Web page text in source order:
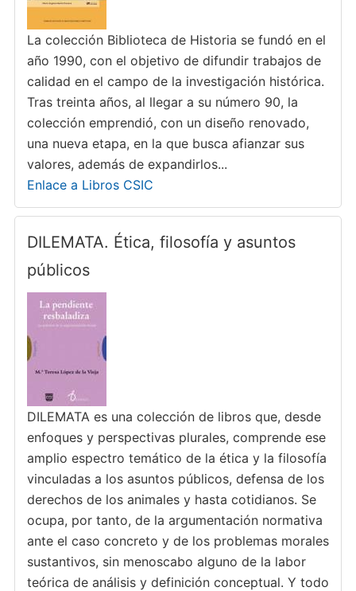
La colección Biblioteca de Historia se fundó en el
año 1990, con el objetivo de difundir trabajos de
calidad en el campo de la investigación histórica.
Tras treinta años, al llegar a su número 90, la
colección emprendió, con un diseño renovado,
una nueva etapa, en la que busca afianzar sus
valores, además de expandirlos...
Enlace a Libros CSIC
DILEMATA. Ética, filosofía y asuntos
públicos
DILEMATA es una colección de libros que, desde
enfoques y perspectivas plurales, comprende ese
amplio espectro temático de la ética y la filosofía
vinculadas a los asuntos públicos, defensa de los
derechos de los animales y hasta cotidianos. Se
ocupa, por tanto, de la argumentación normativa
ante el caso concreto y de los problemas morales
sustantivos, sin menoscabo alguno de la labor
teórica de análisis y definición conceptual. Y todo